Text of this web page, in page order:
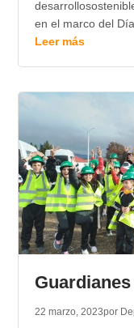
en el marco del
Leer más
22 marzo, 2023por